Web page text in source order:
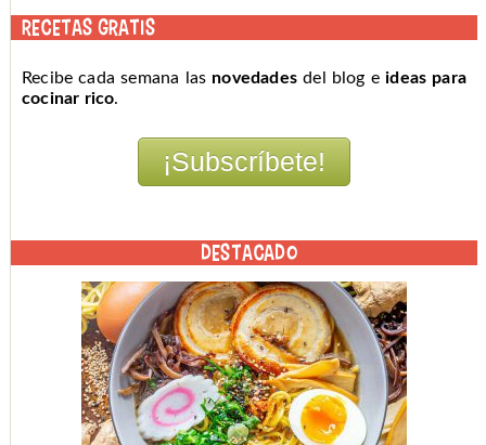
RECETAS GRATIS
Recibe cada semana las novedades del blog eideas para
cocinar rico.
DESTACADO